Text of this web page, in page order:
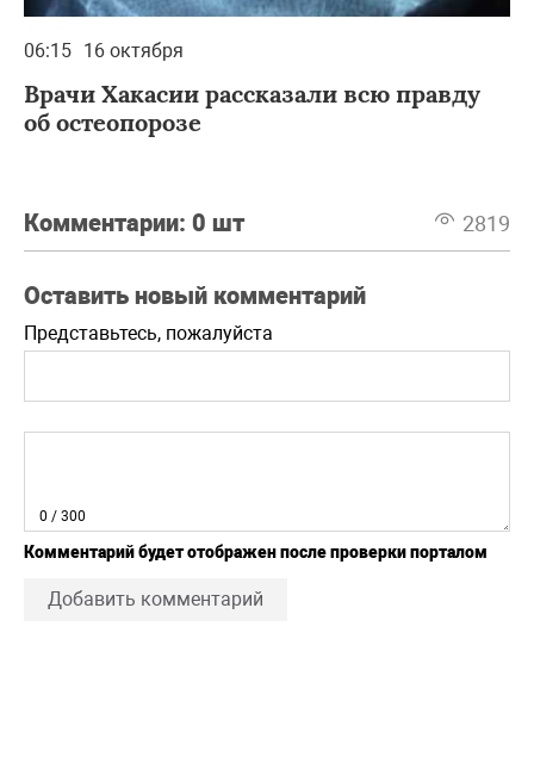
06:15 16 октября
Врачи Хакасии рассказали всю правду
об остеопорозе
Комментарии: 0 шт 2819
Оставить новый комментарий
Представьтесь, пожалуйста
0 / 300
Комментарий будет отображен после проверки порталом
Добавить комментарий